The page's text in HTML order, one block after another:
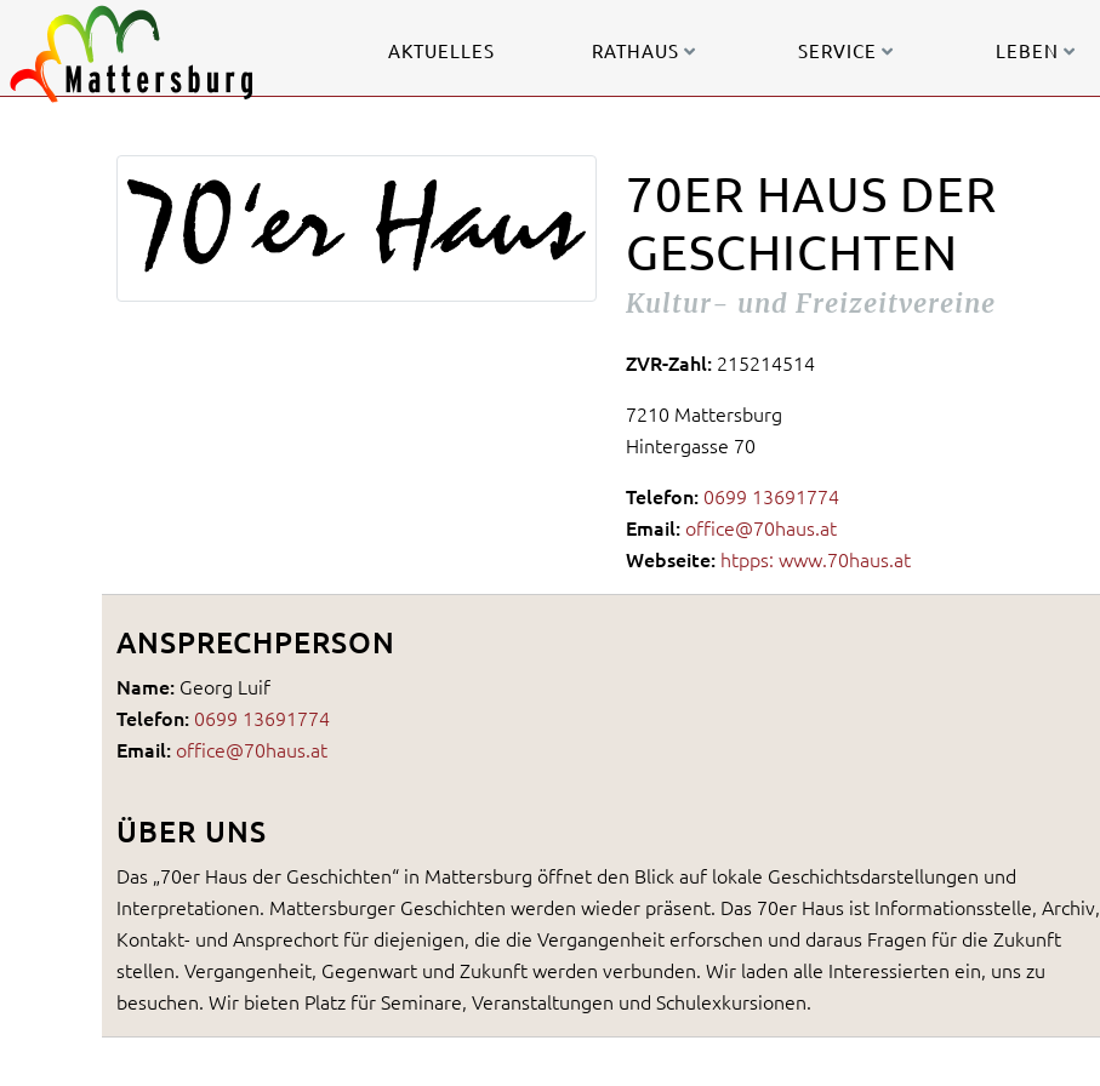
AKTUELLES RATHAUS SERVICE LEBEN
70ER HAUS DER
GESCHICHTEN
Kultur- und Freizeitvereine
ZVR-Zahl: 215214514
7210 Mattersburg
Hintergasse 70
Telefon: 0699 13691774
Email: office@70haus.at
Webseite: htpps: www.70haus.at
ANSPRECHPERSON
Name: Georg Luif
Telefon: 0699 13691774
Email: office@70haus.at
ÜBER UNS
Das „70er Haus der Geschichten“ in Mattersburg öffnet den Blick auf lokale Geschichtsdarstellungen und
Interpretationen. Mattersburger Geschichten werden wieder präsent. Das 70er Haus ist Informationsstelle, Archiv,
Kontakt- und Ansprechort für diejenigen, die die Vergangenheit erforschen und daraus Fragen für die Zukunft
stellen. Vergangenheit, Gegenwart und Zukunft werden verbunden. Wir laden alle Interessierten ein, uns zu
besuchen. Wir bieten Platz für Seminare, Veranstaltungen und Schulexkursionen.